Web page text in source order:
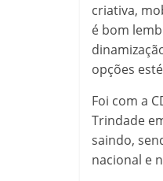
criativa,
é bom
opções
Foi com a
Trindade
saindo,
nacional e